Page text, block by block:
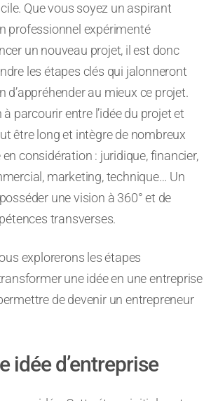
Que vous soyez un aspirant
professionnel expérimenté
un nouveau projet, il est donc
les étapes clés qui jalonneront
d’appréhender au mieux ce projet.
parcourir entre l’idée du projet et
être long et intègre de nombreux
considération : juridique, financier,
marketing, technique… Un
une vision à 360° et de
transverses.
explorerons les étapes
une idée en une entreprise
de devenir un entrepreneur
idée d’entreprise